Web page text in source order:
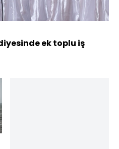
ek toplu iş